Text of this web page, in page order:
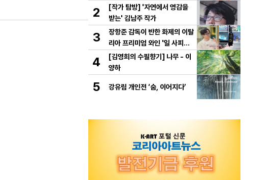
빚은 동화 ‘숲속의 만찬’ 선보여
2
[작가 탐방] '자연에서 영감을
받는' 김남주 작가
3
장항준 감독이 반한 화제의 이탈
리아 프리미엄 와인 '일 사피엔
테', '2026 세계태권도 한마
당' 환영만찬 와인 선정!
4
[김영희의 수필향기] 나무 - 이
양하
5 강유림 개인전 ‘숨, 이어지다’